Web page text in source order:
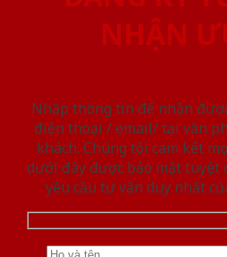
NHẬN
Nhập thông tin để nhận
điện thoại / email/ tại văn
khách. Chúng tôi cam kết
dưới đây được bảo mật tuyệt
yêu cầu tư vấn duy nhất